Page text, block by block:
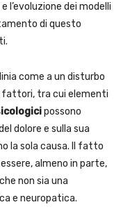
l’evoluzione dei modelli
di questo
come a un disturbo
fattori, tra cui elementi
possono
dolore e sulla sua
la sola causa. Il fatto
almeno in parte,
non sia una
e neuropatica.